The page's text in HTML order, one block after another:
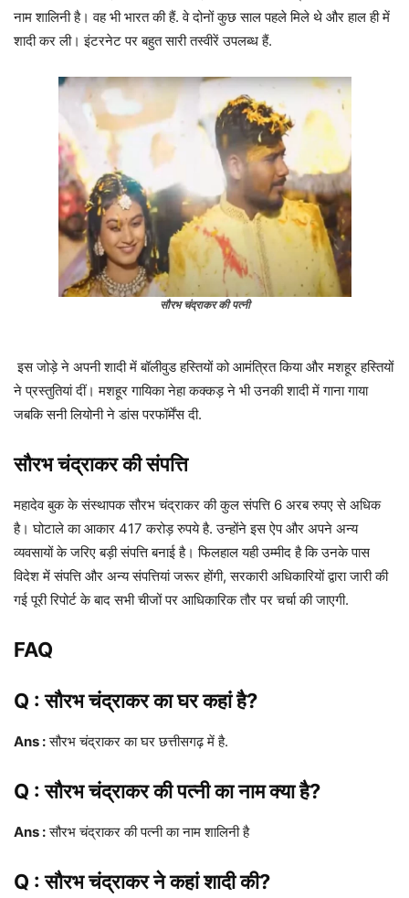
नाम शालिनी है। वह भी भारत की हैं. वे दोनों कुछ साल पहले मिले थे और हाल ही में
शादी कर ली। इंटरनेट पर बहुत सारी तस्वीरें उपलब्ध हैं.
सौरभ चंद्राकर की पत्नी
इस जोड़े ने अपनी शादी में बॉलीवुड हस्तियों को आमंत्रित किया और मशहूर हस्तियों
ने प्रस्तुतियां दीं। मशहूर गायिका नेहा कक्कड़ ने भी उनकी शादी में गाना गाया
जबकि सनी लियोनी ने डांस परफॉर्मेंस दी.
सौरभ चंद्राकर की संपत्ति
महादेव बुक के संस्थापक सौरभ चंद्राकर की कुल संपत्ति 6 अरब रुपए से अधिक
है। घोटाले का आकार 417 करोड़ रुपये है. उन्होंने इस ऐप और अपने अन्य
व्यवसायों के जरिए बड़ी संपत्ति बनाई है। फिलहाल यही उम्मीद है कि उनके पास
विदेश में संपत्ति और अन्य संपत्तियां जरूर होंगी, सरकारी अधिकारियों द्वारा जारी की
गई पूरी रिपोर्ट के बाद सभी चीजों पर आधिकारिक तौर पर चर्चा की जाएगी.
FAQ
Q : सौरभ चंद्राकर का घर कहां है?
Ans :सौरभ चंद्राकर का घर छत्तीसगढ़ में है.
Q : सौरभ चंद्राकर की पत्नी का नाम क्या है?
Ans :सौरभ चंद्राकर की पत्नी का नाम शालिनी है
Q : सौरभ चंद्राकर ने कहां शादी की?